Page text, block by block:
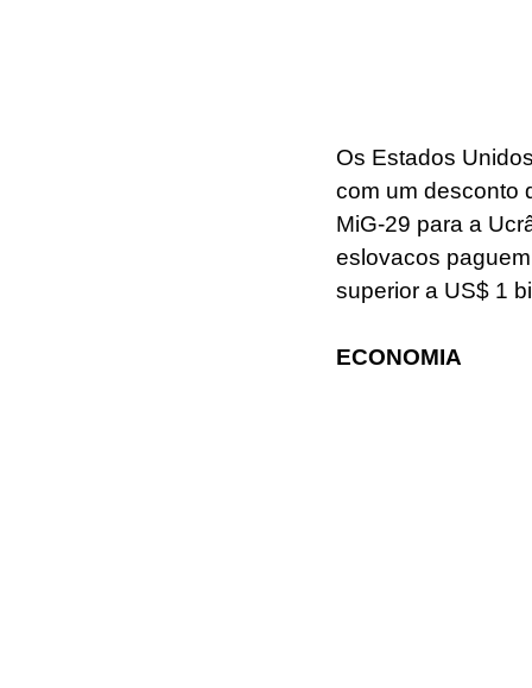
Os Estados
com um desconto
MiG-29 para a
eslovacos
superior a US$ 1
ECONOMIA